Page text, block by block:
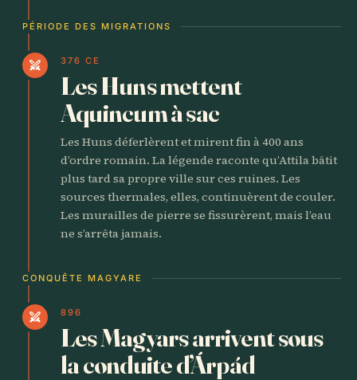
PÉRIODE DES MIGRATIONS
swords 376 CE
Les Huns mettent
Aquincum à sac
Les Huns déferlèrent et mirent fin à 400 ans
d’ordre romain. La légende raconte qu’Attila bâtit
plus tard sa propre ville sur ces ruines. Les
sources thermales, elles, continuèrent de couler.
Les murailles de pierre se fissurèrent, mais l’eau
ne s’arrêta jamais.
CONQUÊTE MAGYARE
swords 896
Les Magyars arrivent sous
la conduite d’Árpád